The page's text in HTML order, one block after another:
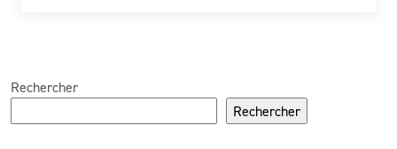
Rechercher
Rechercher